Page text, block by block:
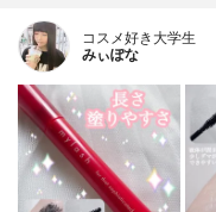
コスメ好き大学生
みぃぽな